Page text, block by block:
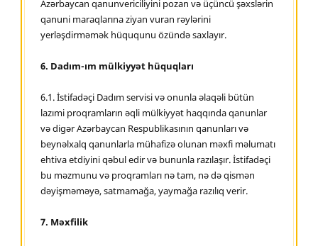
Azərbaycan qanunvericiliyini pozan və üçüncü şəxslərin
qanuni maraqlarına ziyan vuran rəylərini
yerləşdirməmək hüququnu özündə saxlayır.
6. Dadım-ım mülkiyyət hüquqları
6.1. İstifadəçi Dadım servisi və onunla əlaqəli bütün
lazımi proqramların əqli mülkiyyət haqqında qanunlar
və digər Azərbaycan Respublikasının qanunları və
beynəlxalq qanunlarla mühafizə olunan məxfi məlumatı
ehtiva etdiyini qəbul edir və bununla razılaşır. İstifadəçi
bu məzmunu və proqramları nə tam, nə də qismən
dəyişməməyə, satmamağa, yaymağa razılıq verir.
7. Məxfilik